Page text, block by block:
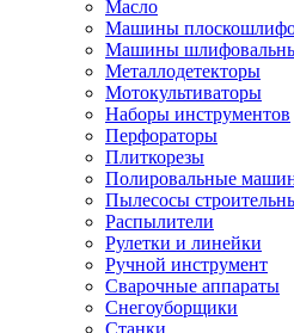
Масло
Машины
Машины
Металлодетекторы
Мотокультиваторы
Наборы инструментов
Перфораторы
Плиткорезы
Полировальные
Пылесосы
Распылители
Рулетки и линейки
Ручной инструмент
Сварочные аппараты
Снегоуборщики
Станки